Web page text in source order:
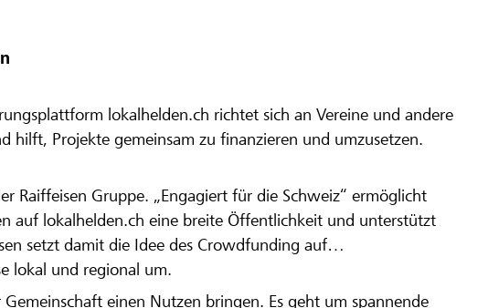
lokalhelden.ch richtet sich an Vereine und andere
hilft, Projekte gemeinsam zu finanzieren und umzusetzen.
Raiffeisen Gruppe. „Engagiert für die Schweiz“ ermöglicht
auf lokalhelden.ch eine breite Öffentlichkeit und unterstützt
setzt damit die Idee des Crowdfunding auf
lokal und regional um.
einen Nutzen bringen. Es geht um spannende